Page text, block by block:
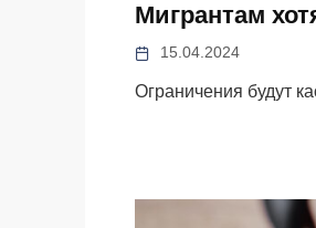
Мигрантам
15.04.2024
Ограничения будут